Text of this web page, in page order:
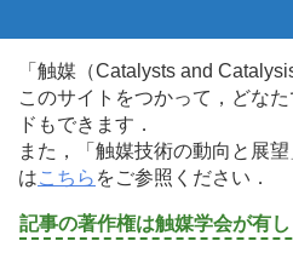
「触媒（Catalysts and
このサイトをつかって，どな
ドもできます．
また，「触媒技術の動向と展
はこちら をご参照ください．
記事の著作権は触媒学会が有し